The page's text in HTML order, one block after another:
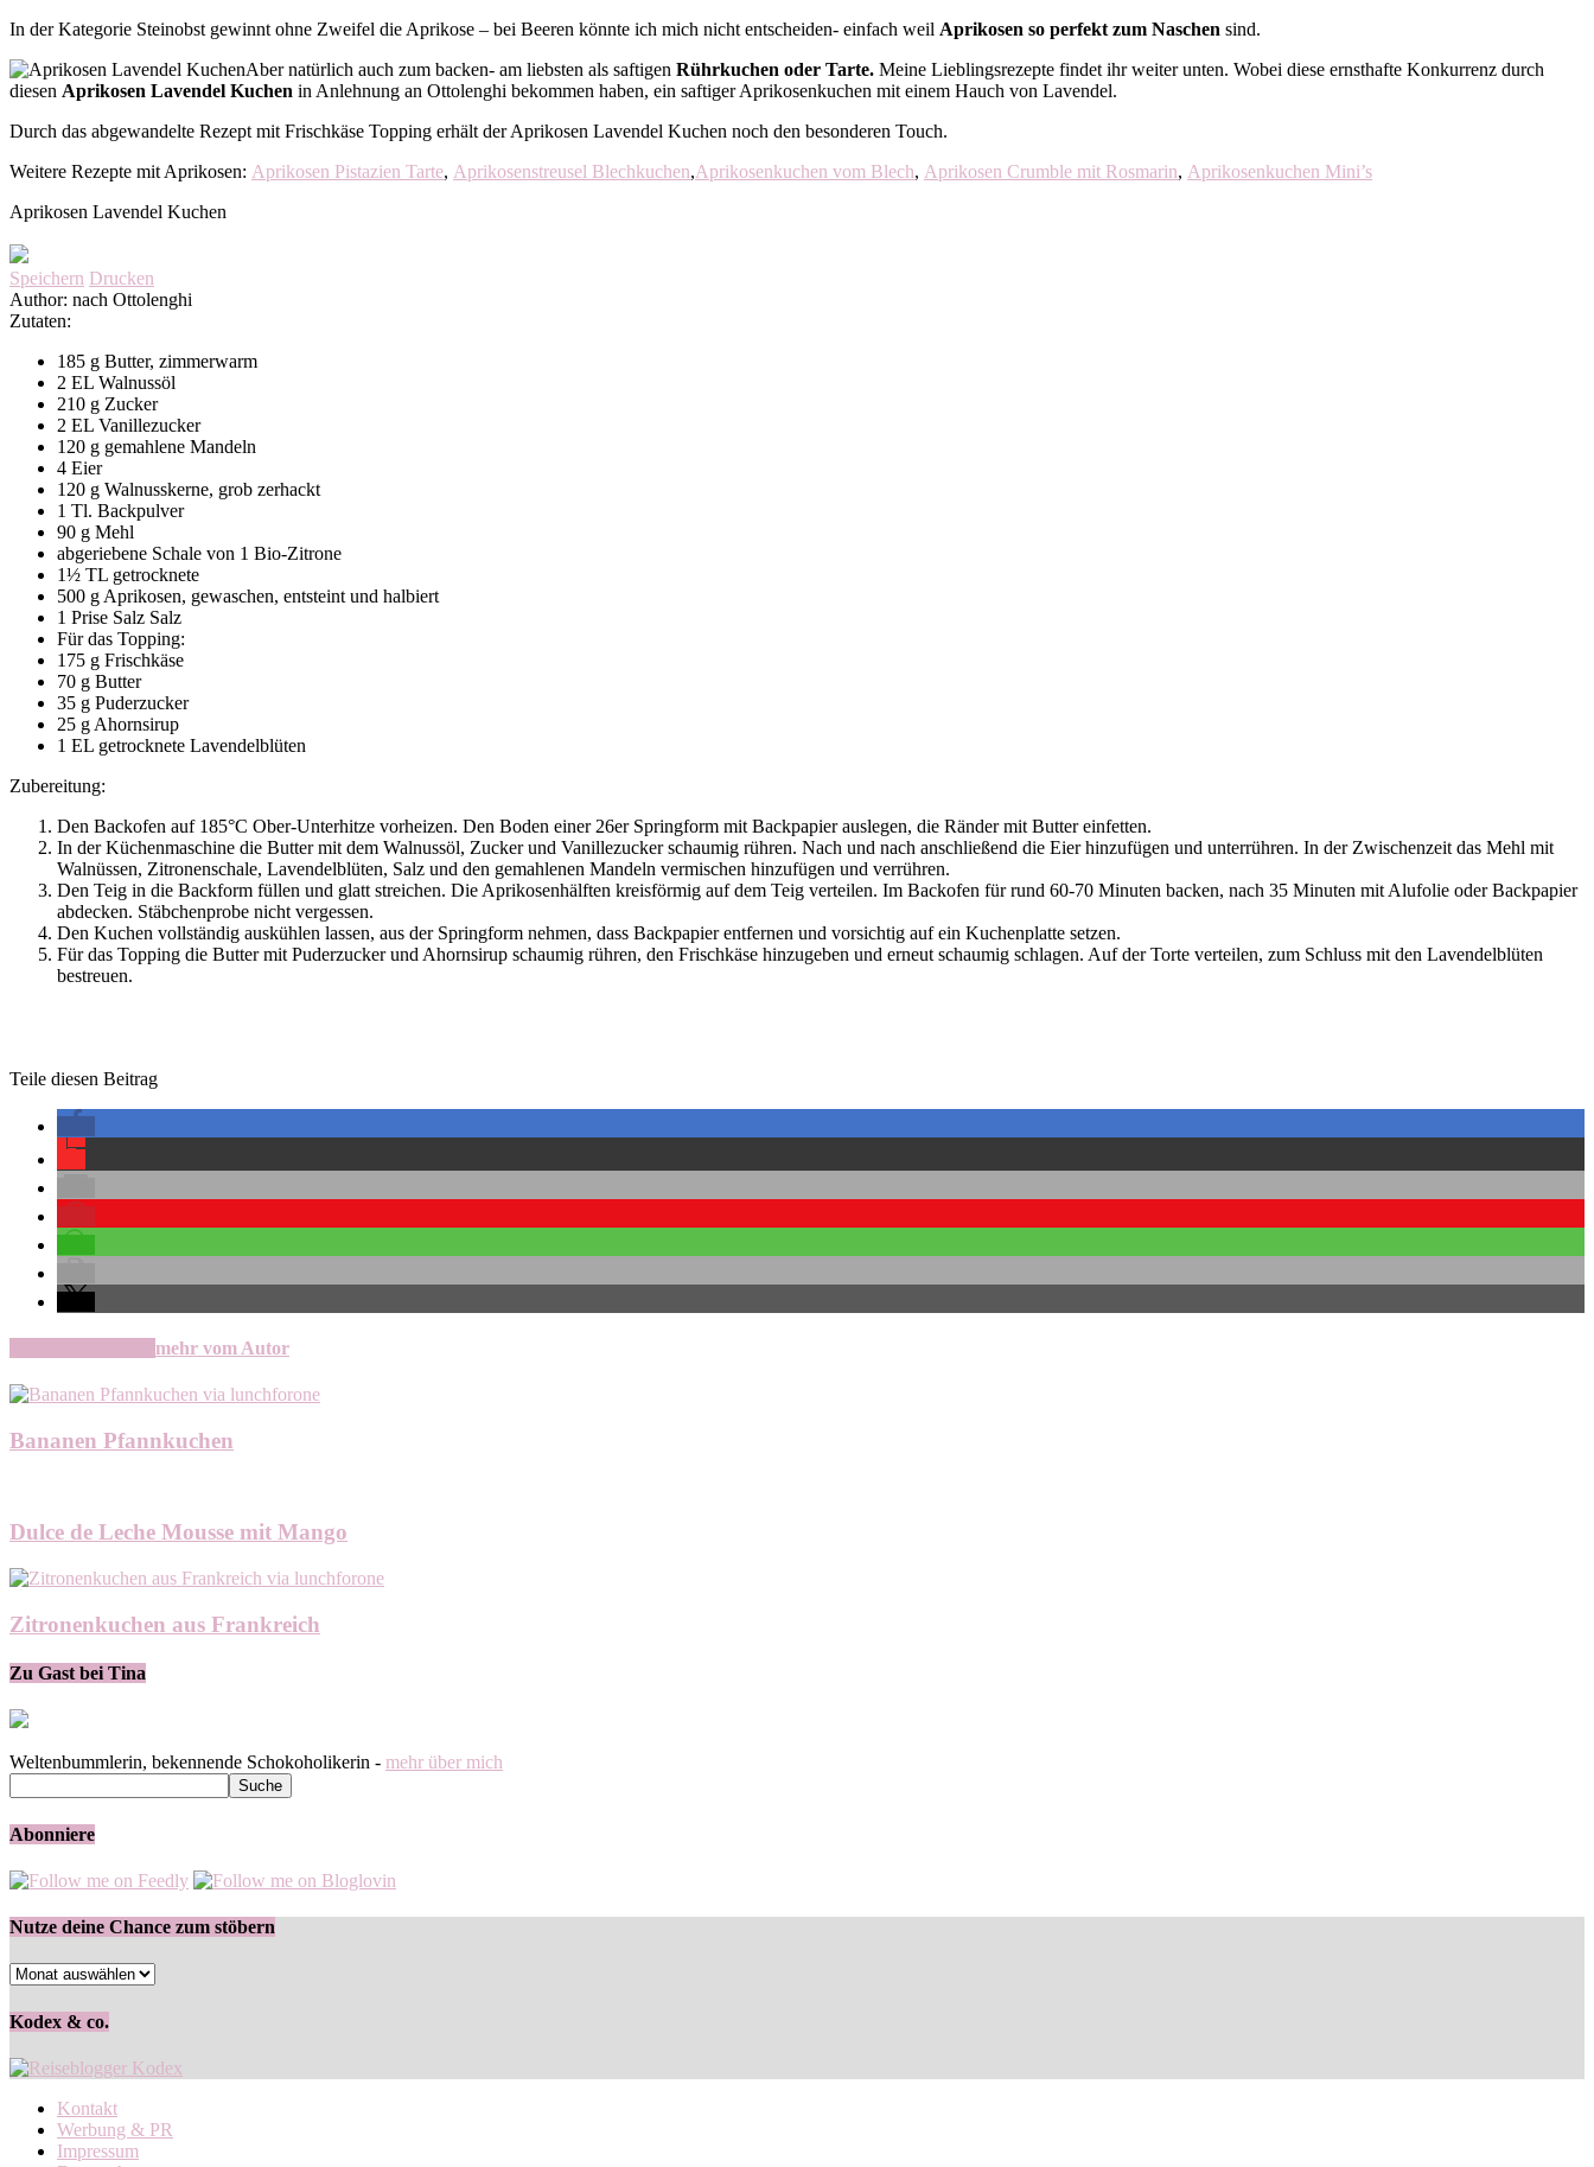
In der Kategorie Steinobst gewinnt ohne Zweifel die Aprikose – bei Beeren könnte ich mich nicht entscheiden- einfach weil Aprikosen so perfekt zum Naschen sind.
Aber natürlich auch zum backen- am liebsten als saftigen Rührkuchen oder Tarte. Meine Lieblingsrezepte findet ihr weiter unten. Wobei diese ernsthafte Konkurrenz durch
diesen Aprikosen Lavendel Kuchen in Anlehnung an Ottolenghi bekommen haben, ein saftiger Aprikosenkuchen mit einem Hauch von Lavendel.
Durch das abgewandelte Rezept mit Frischkäse Topping erhält der Aprikosen Lavendel Kuchen noch den besonderen Touch.
Weitere Rezepte mit Aprikosen: Aprikosen Pistazien Tarte, Aprikosenstreusel Blechkuchen,Aprikosenkuchen vom Blech, Aprikosen Crumble mit Rosmarin, Aprikosenkuchen Mini’s
Aprikosen Lavendel Kuchen
Speichern Drucken
Author: nach Ottolenghi
Zutaten:
185 g Butter, zimmerwarm
2 EL Walnussöl
210 g Zucker
2 EL Vanillezucker
120 g gemahlene Mandeln
4 Eier
120 g Walnusskerne, grob zerhackt
1 Tl. Backpulver
90 g Mehl
abgeriebene Schale von 1 Bio-Zitrone
1½ TL getrocknete
500 g Aprikosen, gewaschen, entsteint und halbiert
1 Prise Salz Salz
Für das Topping:
175 g Frischkäse
70 g Butter
35 g Puderzucker
25 g Ahornsirup
1 EL getrocknete Lavendelblüten
Zubereitung:
Den Backofen auf 185°C Ober-Unterhitze vorheizen. Den Boden einer 26er Springform mit Backpapier auslegen, die Ränder mit Butter einfetten.
In der Küchenmaschine die Butter mit dem Walnussöl, Zucker und Vanillezucker schaumig rühren. Nach und nach anschließend die Eier hinzufügen und unterrühren. In der Zwischenzeit das Mehl mit
Walnüssen, Zitronenschale, Lavendelblüten, Salz und den gemahlenen Mandeln vermischen hinzufügen und verrühren.
Den Teig in die Backform füllen und glatt streichen. Die Aprikosenhälften kreisförmig auf dem Teig verteilen. Im Backofen für rund 60-70 Minuten backen, nach 35 Minuten mit Alufolie oder Backpapier
abdecken. Stäbchenprobe nicht vergessen.
Den Kuchen vollständig auskühlen lassen, aus der Springform nehmen, dass Backpapier entfernen und vorsichtig auf ein Kuchenplatte setzen.
Für das Topping die Butter mit Puderzucker und Ahornsirup schaumig rühren, den Frischkäse hinzugeben und erneut schaumig schlagen. Auf der Torte verteilen, zum Schluss mit den Lavendelblüten
bestreuen.
Teile diesen Beitrag
mehr vom Autor
Bananen Pfannkuchen
Dulce de Leche Mousse mit Mango
Zitronenkuchen aus Frankreich
Zu Gast bei Tina
Weltenbummlerin, bekennende Schokoholikerin - mehr über mich
Abonniere
Nutze deine Chance zum stöbern
Nutze
Chance
zum
stöbern
Kodex & co.
Kontakt
Werbung & PR
Impressum